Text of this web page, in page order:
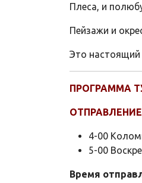
Плеса, и
Пейзажи и
Это настоящий
ПРОГРАММА
ОТПРАВЛЕНИЕ
4-00
5-00
Время